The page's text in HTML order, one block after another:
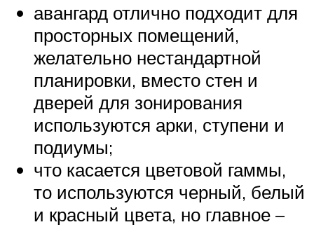
авангард отлично подходит для
просторных помещений,
желательно нестандартной
планировки, вместо стен и
дверей для зонирования
используются арки, ступени и
подиумы;
что касается цветовой гаммы,
то используются черный, белый
и красный цвета, но главное –